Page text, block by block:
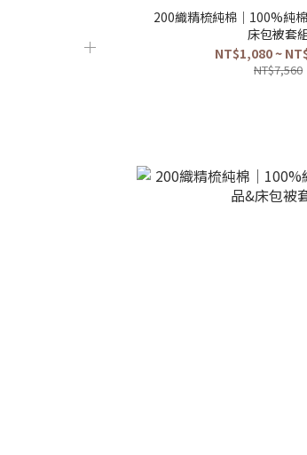
200織精梳純棉｜100%純
床包被套
NT$1,080 ~
NT$7,560